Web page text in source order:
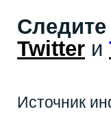
Twitter и
Источник